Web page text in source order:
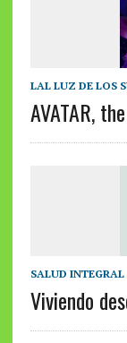
LAL LUZ DE LOS
AVATAR,
SALUD INTEGRAL
Viviendo